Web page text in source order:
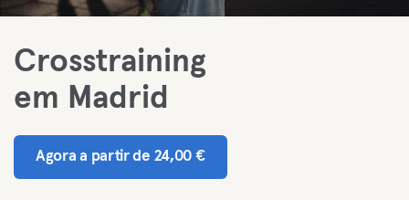
Crosstraining
em Madrid
Agora a partir de 24,00 €